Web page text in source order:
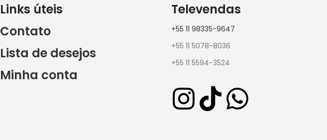
Links úteis
Contato
Lista de desejos
Minha conta
Televendas
+55 11 98335-9647
+55 11 5078-8036
+55 11 5594-3524